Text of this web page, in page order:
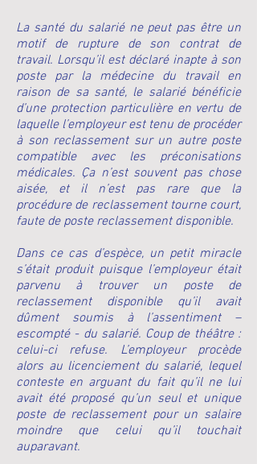
La santé du salarié ne peut pas être un
motif de rupture de son contrat de
travail. Lorsqu’il est déclaré inapte à son
poste par la médecine du travail en
raison de sa santé, le salarié bénéficie
d’une protection particulière en vertu de
laquelle l’employeur est tenu de procéder
à son reclassement sur un autre poste
compatible avec les préconisations
médicales. Ça n’est souvent pas chose
aisée, et il n’est pas rare que la
procédure de reclassement tourne court,
faute de poste reclassement disponible.
Dans ce cas d’espèce, un petit miracle
s’était produit puisque l’employeur était
parvenu à trouver un poste de
reclassement disponible qu’il avait
dûment soumis à l’assentiment –
escompté - du salarié. Coup de théâtre :
celui-ci refuse. L’employeur procède
alors au licenciement du salarié, lequel
conteste en arguant du fait qu’il ne lui
avait été proposé qu’un seul et unique
poste de reclassement pour un salaire
moindre que celui qu’il touchait
auparavant.